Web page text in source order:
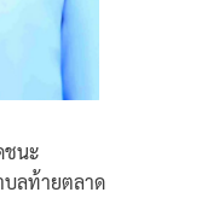
ชนะ
บลท้ายตลาด